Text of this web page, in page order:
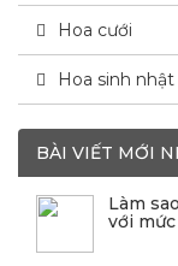
Hoa cưới
Hoa sinh nhật
BÀI VIẾT MỚI
Làm
với